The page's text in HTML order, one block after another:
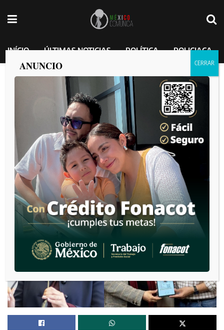
INÍCIO ÚLTIMAS NOTICIAS POLÍTICA POLICIACA
Carlos Torres ya tenía 6 años en el
movimiento de Morena y se acaba de
afiliar como los 10 millones de
mexicanos que también lo harán:
Marina del Pilar.
porMEXICO COMUNICA 2025-02-14
ANUNCIO